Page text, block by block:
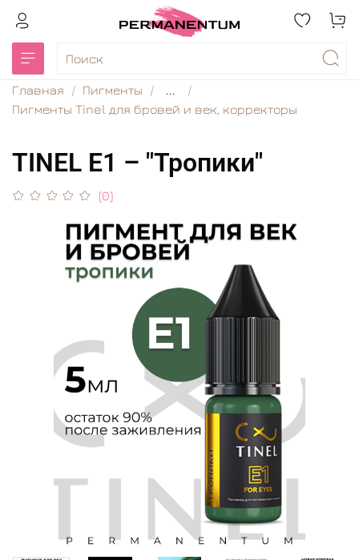
Главная Пигменты
...
Пигменты Tinel для бровей и век, корректоры
TINEL Е1 – "Тропики"
(0)